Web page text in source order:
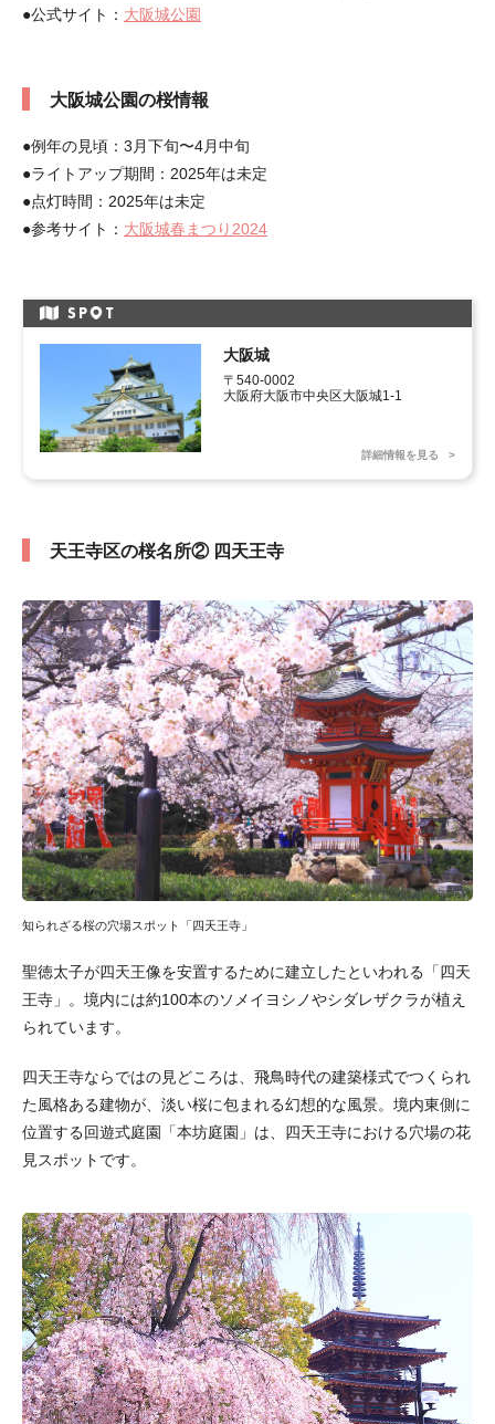
●公式サイト： 大阪城公園
大阪城公園の桜情報
●例年の見頃：3月下旬〜4月中旬
●ライトアップ期間：2025年は未定
●点灯時間：2025年は未定
●参考サイト： 大阪城春まつり2024
SP T
大阪城
〒540-0002
大阪府大阪市中央区大阪城1-1
詳細情報を見る
天王寺区の桜名所② 四天王寺
知られざる桜の穴場スポット「四天王寺」
聖徳太子が四天王像を安置するために建立したといわれる「四天
王寺」。境内には約100本のソメイヨシノやシダレザクラが植え
られています。
四天王寺ならではの見どころは、飛鳥時代の建築様式でつくられ
た風格ある建物が、淡い桜に包まれる幻想的な風景。境内東側に
位置する回遊式庭園「本坊庭園」は、四天王寺における穴場の花
見スポットです。